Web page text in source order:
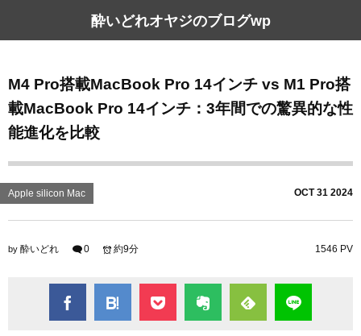
酔いどれオヤジのブログwp
M4 Pro搭載MacBook Pro 14インチ vs M1 Pro搭
載MacBook Pro 14インチ：3年間での驚異的な性
能進化を比較
Apple silicon Mac OCT 31 2024
by 酔いどれ 0 1546 PV
約9分